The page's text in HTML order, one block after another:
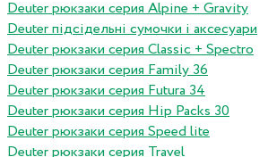
Deuter рюкзаки серия Alpine + Gravity
Deuter підсідельні сумочки і аксесуари
Deuter рюкзаки серия Classic + Spectro
Deuter рюкзаки серия Family 36
Deuter рюкзаки серия Futura 34
Deuter рюкзаки серия Hip Packs 30
Deuter рюкзаки серия Speed lite
Deuter рюкзаки серия Travel